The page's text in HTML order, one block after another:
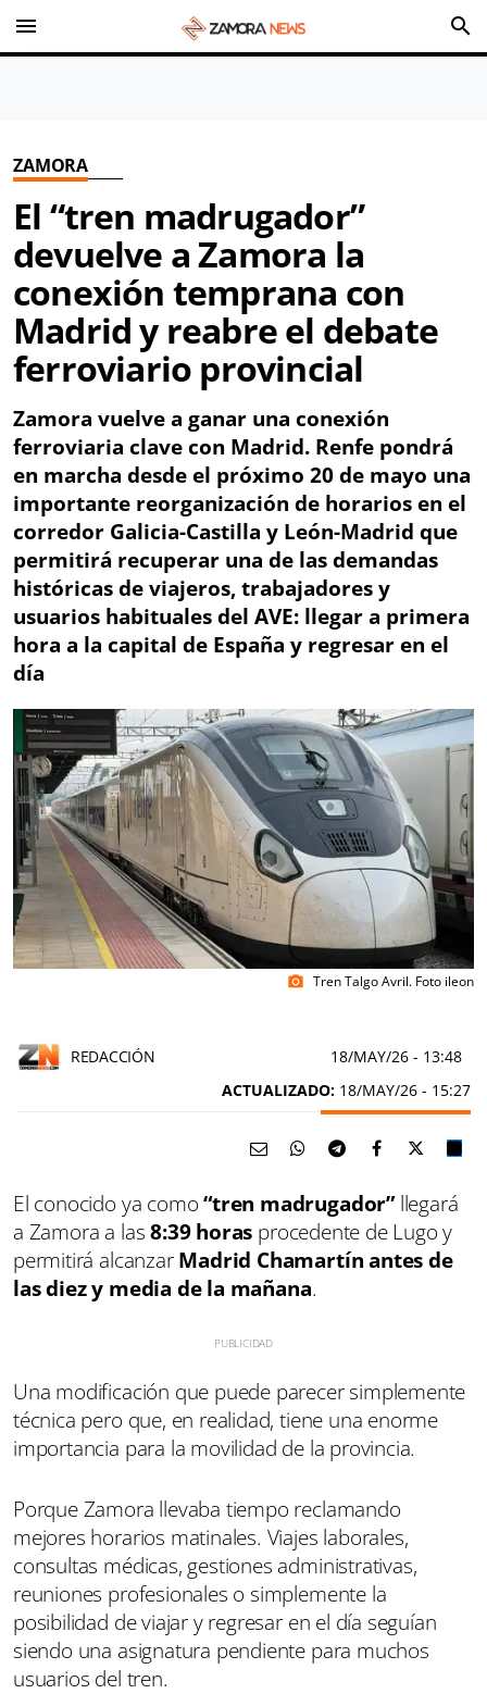
menu search
ZAMORA
El “tren madrugador”
devuelve a Zamora la
conexión temprana con
Madrid y reabre el debate
ferroviario provincial
Zamora vuelve a ganar una conexión
ferroviaria clave con Madrid. Renfe pondrá
en marcha desde el próximo 20 de mayo una
importante reorganización de horarios en el
corredor Galicia-Castilla y León-Madrid que
permitirá recuperar una de las demandas
históricas de viajeros, trabajadores y
usuarios habituales del AVE: llegar a primera
hora a la capital de España y regresar en el
día
photo_camera Tren Talgo Avril. Foto ileon
REDACCIÓN 18/MAY/26 - 13:48
ACTUALIZADO: 18/MAY/26 - 15:27
El conocido ya como“tren madrugador”llegará
a Zamora a las8:39 horas procedente de Lugo y
permitirá alcanzarMadrid Chamartín antes de
las diez y media de la mañana.
Una modificación que puede parecer simplemente
técnica pero que, en realidad, tiene una enorme
importancia para la movilidad de la provincia.
Porque Zamora llevaba tiempo reclamando
mejores horarios matinales. Viajes laborales,
consultas médicas, gestiones administrativas,
reuniones profesionales o simplemente la
posibilidad de viajar y regresar en el día seguían
siendo una asignatura pendiente para muchos
usuarios del tren.